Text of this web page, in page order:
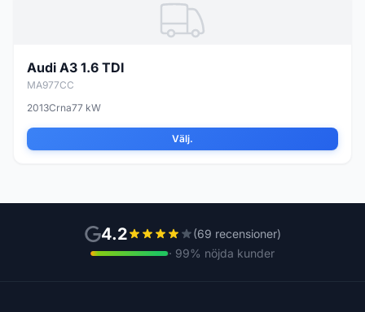
Audi A3 1.6 TDI
MA977CC
2013Crna77 kW
Välj.
4.2
(69 recensioner)
· 99% nöjda kunder